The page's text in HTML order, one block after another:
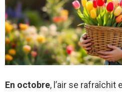
En octobre, l’air se rafraîchit